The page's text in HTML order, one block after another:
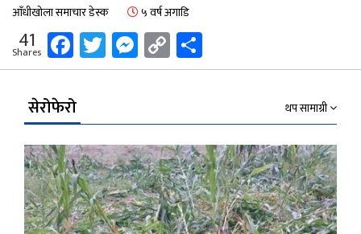
आँधीखोला समाचार डेस्क ५ वर्ष अगाडि
41
Shares Facebook
Twitter
Messenger
Copy
Link
सेरोफेरो थप सामाग्री